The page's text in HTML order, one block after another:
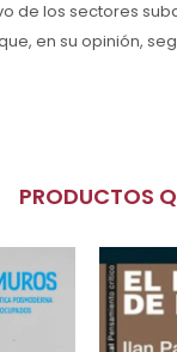
de los sectores
en su opinión,
PRODUCTOS